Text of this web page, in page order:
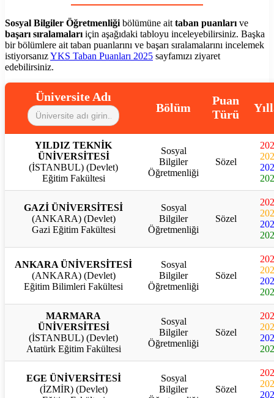
Sosyal Bilgiler Öğretmenliği bölümüne ait taban puanları ve
başarı sıralamaları için aşağıdaki tabloyu inceleyebilirsiniz. Başka
bir bölümlere ait taban puanlarını ve başarı sıralamalarını incelemek
istiyorsanızYKS Taban Puanları 2025 sayfamızı ziyaret
edebilirsiniz.
Üniversite Adı
Bölüm
Puan
Türü
YILDIZ TEKNİK
ÜNİVERSİTESİ
(İSTANBUL) (Devlet)
Eğitim Fakültesi
Sosyal
Bilgiler
Öğretmenliği
Sözel
GAZİ ÜNİVERSİTESİ
(ANKARA) (Devlet)
Gazi Eğitim Fakültesi
Sosyal
Bilgiler
Öğretmenliği
Sözel
ANKARA ÜNİVERSİTESİ
(ANKARA) (Devlet)
Eğitim Bilimleri Fakültesi
Sosyal
Bilgiler
Öğretmenliği
Sözel
MARMARA
ÜNİVERSİTESİ
(İSTANBUL) (Devlet)
Atatürk Eğitim Fakültesi
Sosyal
Bilgiler
Öğretmenliği
Sözel
EGE ÜNİVERSİTESİ
(İZMİR) (Devlet)
Sosyal
Bilgiler
Sözel